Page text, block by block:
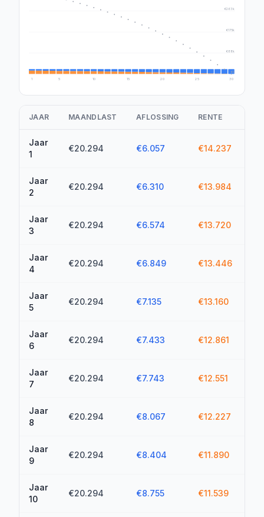
1 5 10 15 20 25 30
€0
€88k
€175k
€263k
JAAR MAANDLAST AFLOSSING RENTE
Jaar
1
€20.294 €6.057 €14.237
Jaar
2
€20.294 €6.310 €13.984
Jaar
3
€20.294 €6.574 €13.720
Jaar
4
€20.294 €6.849 €13.446
Jaar
5
€20.294 €7.135 €13.160
Jaar
6
€20.294 €7.433 €12.861
Jaar
7
€20.294 €7.743 €12.551
Jaar
8
€20.294 €8.067 €12.227
Jaar
9
€20.294 €8.404 €11.890
Jaar
10
€20.294 €8.755 €11.539